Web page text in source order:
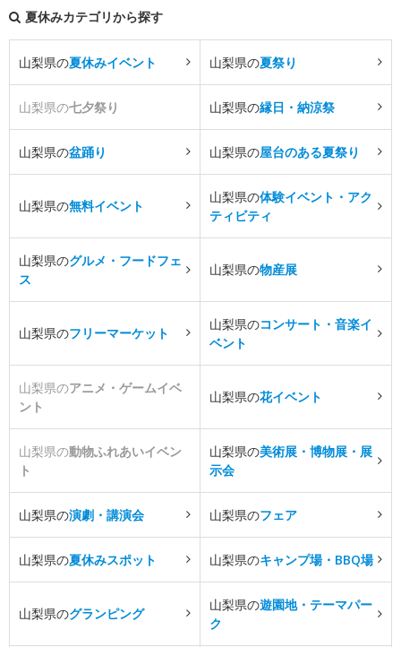
夏休みカテゴリから探す
山梨県の夏休みイベント 山梨県の夏祭り
山梨県の七夕祭り 山梨県の縁日・納涼祭
山梨県の盆踊り 山梨県の屋台のある夏祭り
山梨県の無料イベント
山梨県の体験イベント・アク
ティビティ
山梨県のグルメ・フードフェ
ス
山梨県の物産展
山梨県のフリーマーケット
山梨県のコンサート・音楽イ
ベント
山梨県のアニメ・ゲームイベ
ント
山梨県の花イベント
山梨県の動物ふれあいイベン
ト
山梨県の美術展・博物展・展
示会
山梨県の演劇・講演会 山梨県のフェア
山梨県の夏休みスポット 山梨県のキャンプ場・BBQ場
山梨県のグランピング
山梨県の遊園地・テーマパー
ク